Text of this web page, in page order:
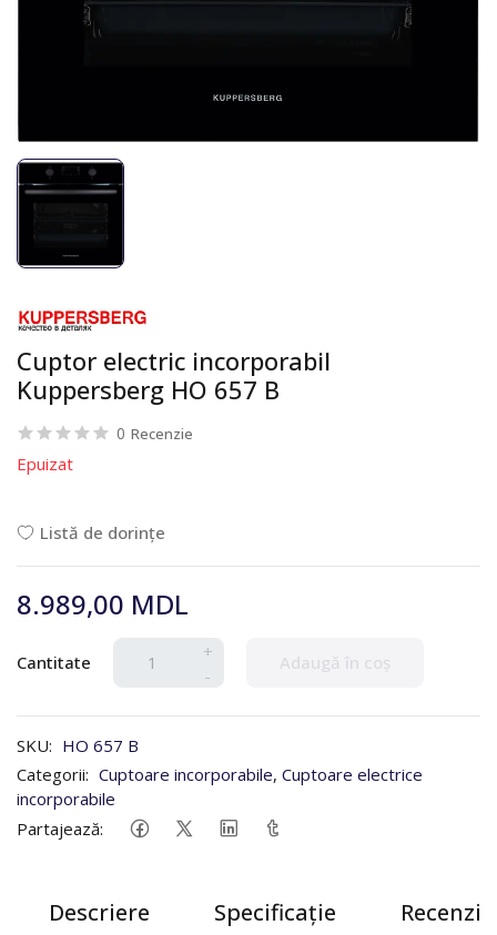
Cuptor electric incorporabil
Kuppersberg HO 657 B
0 Recenzie
Epuizat
Listă de dorințe
8.989,00 MDL
Cantitate
+
-
Adaugă în coș
SKU: HO 657 B
Categorii: Cuptoare incorporabile, Cuptoare electrice
incorporabile
Partajează:
Descriere Specificație Recenzii